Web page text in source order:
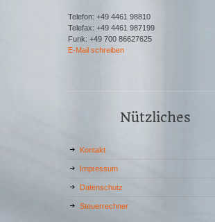
Telefon: +49 4461 98810
Telefax: +49 4461 987199
Funk: +49 700 86627625
E-Mail schreiben
Nützliches
Kontakt
Impressum
Datenschutz
Steuerrechner